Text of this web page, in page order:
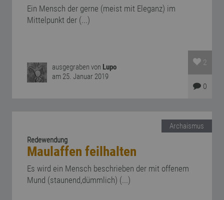
Ein Mensch der gerne (meist mit Eleganz) im
Mittelpunkt der (...)
ausgegraben von Lupo
am 25. Januar 2019
2
0
Archaismus
Redewendung
Maulaffen feilhalten
Es wird ein Mensch beschrieben der mit offenem
Mund (staunend,dümmlich) (...)